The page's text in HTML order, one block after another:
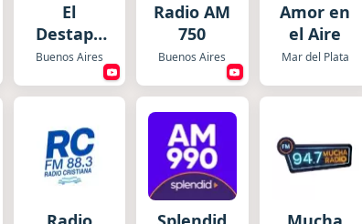
El
Destape
Radio
Buenos Aires
Radio AM
750
Buenos Aires
Amor en
el Aire
Mar del Plata